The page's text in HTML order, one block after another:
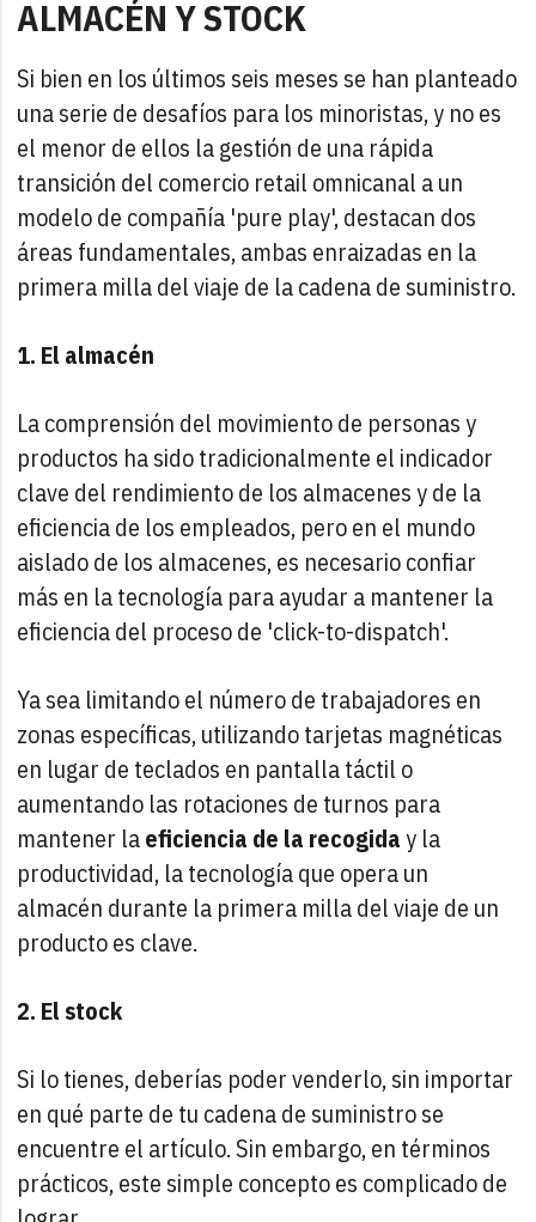
ALMACÉN Y STOCK
Si bien en los últimos seis meses se han planteado
una serie de desafíos para los minoristas, y no es
el menor de ellos la gestión de una rápida
transición del comercio retail omnicanal a un
modelo de compañía 'pure play', destacan dos
áreas fundamentales, ambas enraizadas en la
primera milla del viaje de la cadena de suministro.
1. El almacén
La comprensión del movimiento de personas y
productos ha sido tradicionalmente el indicador
clave del rendimiento de los almacenes y de la
eficiencia de los empleados, pero en el mundo
aislado de los almacenes, es necesario confiar
más en la tecnología para ayudar a mantener la
eficiencia del proceso de 'click-to-dispatch'.
Ya sea limitando el número de trabajadores en
zonas específicas, utilizando tarjetas magnéticas
en lugar de teclados en pantalla táctil o
aumentando las rotaciones de turnos para
mantener laeficiencia de la recogiday la
productividad, la tecnología que opera un
almacén durante la primera milla del viaje de un
producto es clave.
2. El stock
Si lo tienes, deberías poder venderlo, sin importar
en qué parte de tu cadena de suministro se
encuentre el artículo. Sin embargo, en términos
prácticos, este simple concepto es complicado de